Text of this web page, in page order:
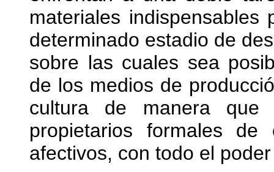
materiales
determinado estadio de
sobre las cuales sea
de los medios de
cultura de manera que
propietarios formales
afectivos, con todo el